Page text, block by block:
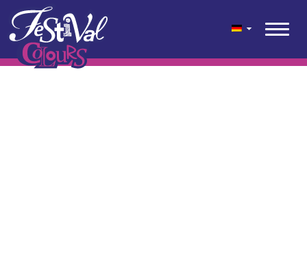
geen content gevonden
© 2026 Festival Colours® ist eine festliche Farbenmischung für
den Garten, die Terrasse und den Balkon, die Kwekerij Wouters